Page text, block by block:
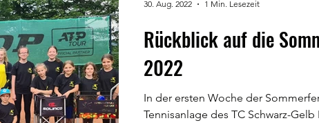
Rückblick auf die
2022
In der ersten Woche der
Tennisanlage des TC Schwarz-
30. Aug. 2022 1 Min. Lesezeit